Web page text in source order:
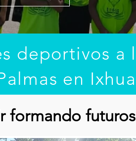
deportivos a
en
formando